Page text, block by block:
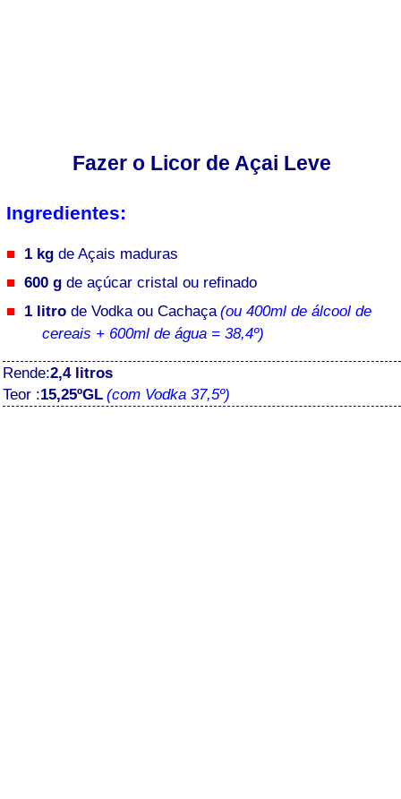
Fazer o Licor de Açai Leve
Ingredientes:
1 kg de Açais maduras
600 g de açúcar cristal ou refinado
1 litro de Vodka ou Cachaça (ou 400ml de álcool de
cereais + 600ml de água = 38,4º)
Rende:2,4 litros
Teor :15,25ºGL (com Vodka 37,5º)